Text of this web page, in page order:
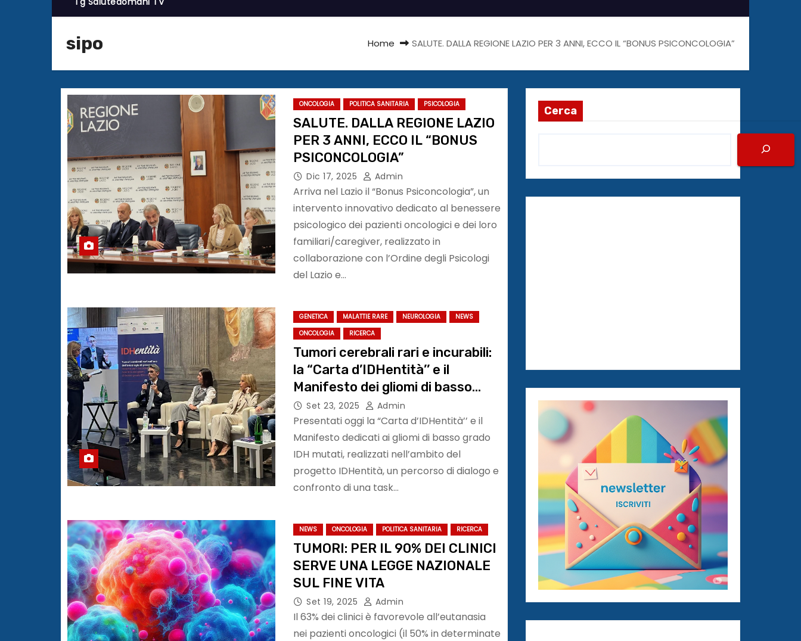
sipo Home SALUTE. DALLA REGIONE LAZIO PER 3 ANNI, ECCO IL “BONUS PSICONCOLOGIA”
ONCOLOGIA POLITICA SANITARIA PSICOLOGIA
SALUTE. DALLA REGIONE LAZIO
PER 3 ANNI, ECCO IL “BONUS
PSICONCOLOGIA”
Dic 17, 2025 Admin
Arriva nel Lazio il “Bonus Psiconcologia”, un
intervento innovativo dedicato al benessere
psicologico dei pazienti oncologici e dei loro
familiari/caregiver, realizzato in
collaborazione con l’Ordine degli Psicologi
del Lazio e…
GENETICA MALATTIE RARE NEUROLOGIA
NEWS
ONCOLOGIA
RICERCA
Tumori cerebrali rari e incurabili:
la “Carta d’IDHentità’’ e il
Manifesto dei gliomi di basso
grado IDH mutati
Set 23, 2025 Admin
Presentati oggi la “Carta d’IDHentità’’ e il
Manifesto dedicati ai gliomi di basso grado
IDH mutati, realizzati nell’ambito del
progetto IDHentità, un percorso di dialogo e
confronto di una task…
NEWS ONCOLOGIA POLITICA SANITARIA RICERCA
TUMORI: PER IL 90% DEI CLINICI
SERVE UNA LEGGE NAZIONALE
SUL FINE VITA
Set 19, 2025 Admin
Il 63% dei clinici è favorevole all’eutanasia
nei pazienti oncologici (il 50% in determinate
Cerca